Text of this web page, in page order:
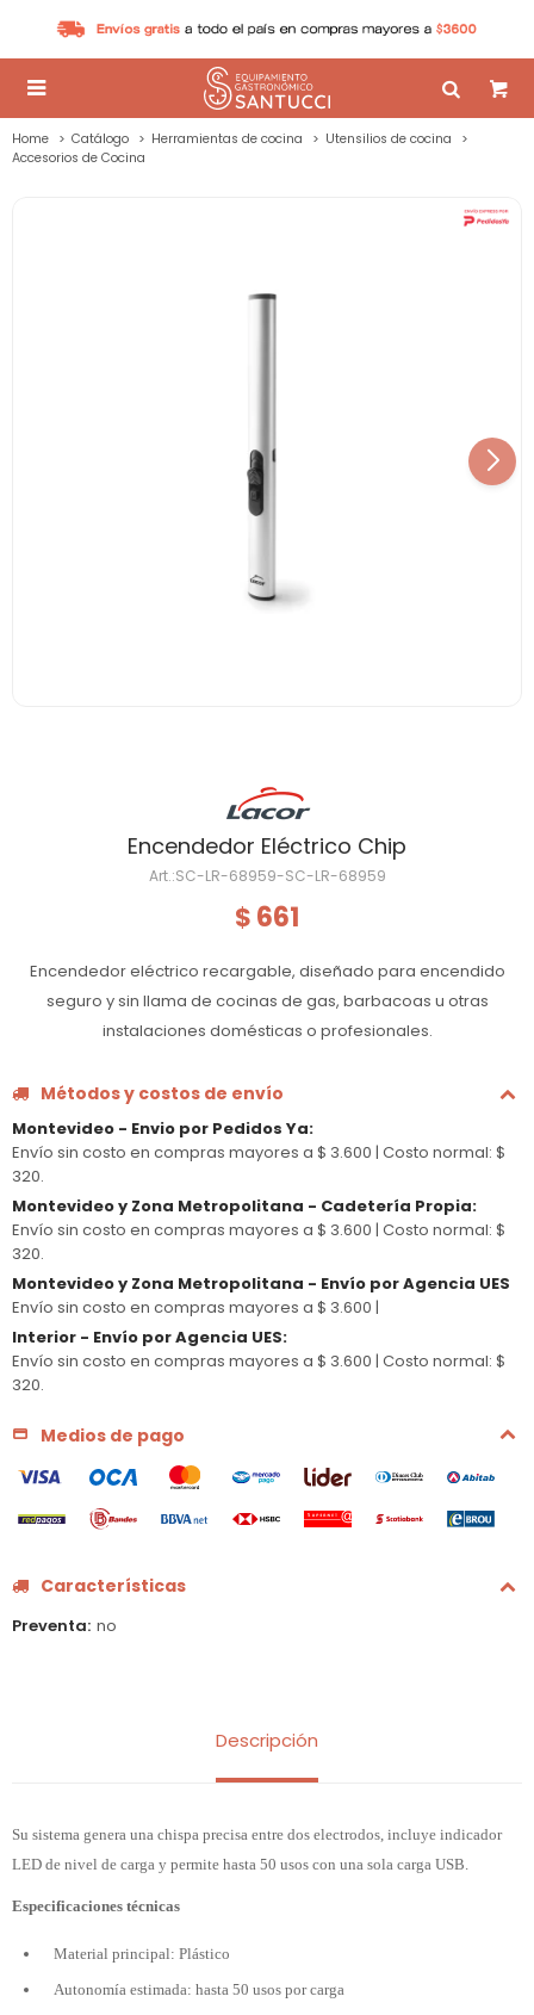

Home Catálogo Herramientas de cocina
Utensilios de cocina
Accesorios de Cocina
Encendedor Eléctrico Chip
SC-LR-68959-SC-LR-68959
$ 661
Encendedor eléctrico recargable, diseñado para encendido
seguro y sin llama de cocinas de gas, barbacoas u otras
instalaciones domésticas o profesionales.
Métodos y costos de envío
Montevideo - Envio por Pedidos Ya:
Envío sin costo en compras mayores a $ 3.600 | Costo normal: $
320.
Montevideo y Zona Metropolitana - Cadetería Propia:
Envío sin costo en compras mayores a $ 3.600 | Costo normal: $
320.
Montevideo y Zona Metropolitana - Envío por Agencia UES
Envío sin costo en compras mayores a $ 3.600 |
Interior - Envío por Agencia UES:
Envío sin costo en compras mayores a $ 3.600 | Costo normal: $
320.
Medios de pago
Características
Preventa no
Descripción
Su sistema genera una chispa precisa entre dos electrodos, incluye indicador
LED de nivel de carga y permite hasta 50 usos con una sola carga USB.
Especificaciones técnicas
Material principal: Plástico
Autonomía estimada: hasta 50 usos por carga